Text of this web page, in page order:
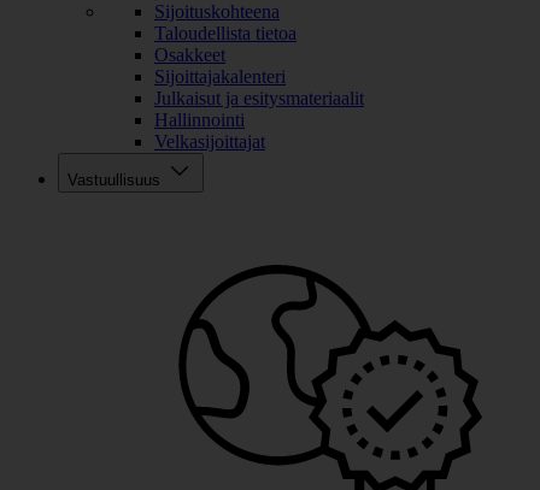
Sijoituskohteena
Taloudellista tietoa
Osakkeet
Sijoittajakalenteri
Julkaisut ja esitysmateriaalit
Hallinnointi
Velkasijoittajat
Vastuullisuus